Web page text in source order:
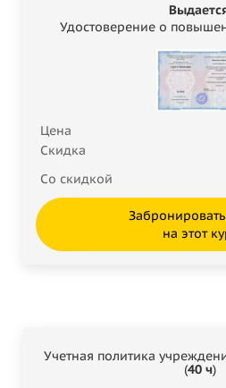
Удостоверение о
Цена
Скидка
Со скидкой
на этот
Учетная политика
(40 ч)